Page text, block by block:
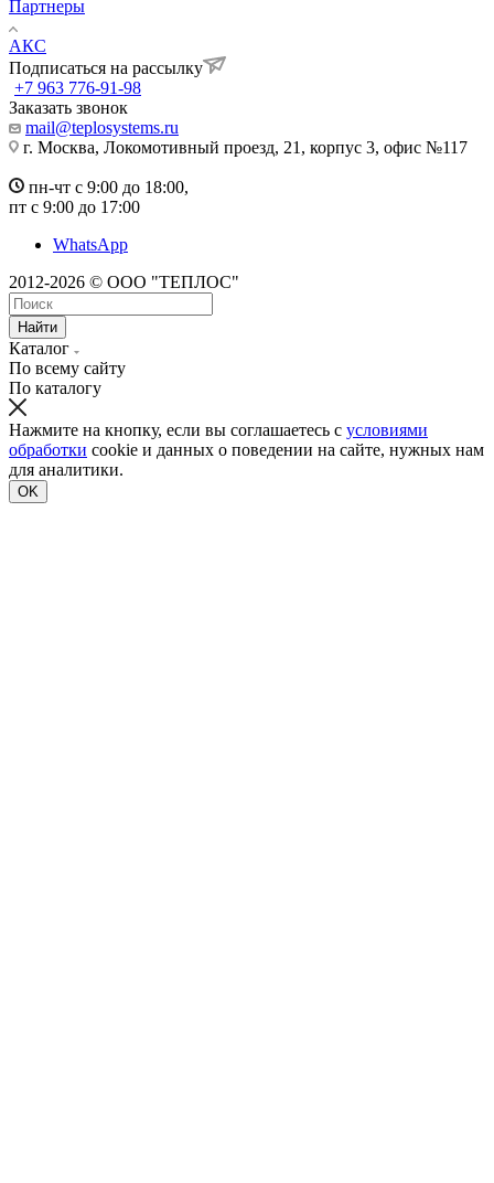
Партнеры
АКС
Подписаться на рассылку
+7 963 776-91-98
Заказать звонок
mail@teplosystems.ru
г. Москва, Локомотивный проезд, 21, корпус 3, офис №117
пн-чт с 9:00 до 18:00,
пт с 9:00 до 17:00
WhatsApp
2012-2026 © ООО "ТЕПЛОС"
Найти
Каталог
По всему сайту
По каталогу
Нажмите на кнопку, если вы соглашаетесь с условиями
обработки cookie и данных о поведении на сайте, нужных нам
для аналитики.
OK